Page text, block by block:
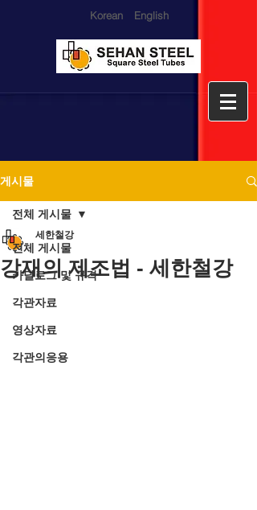
Korean English
게시물
전체 게시물
카달로그 및 규격
각관자료
영상자료
각관의응용
전체 게시물
강재의 제조법 - 세한철강
세한철강